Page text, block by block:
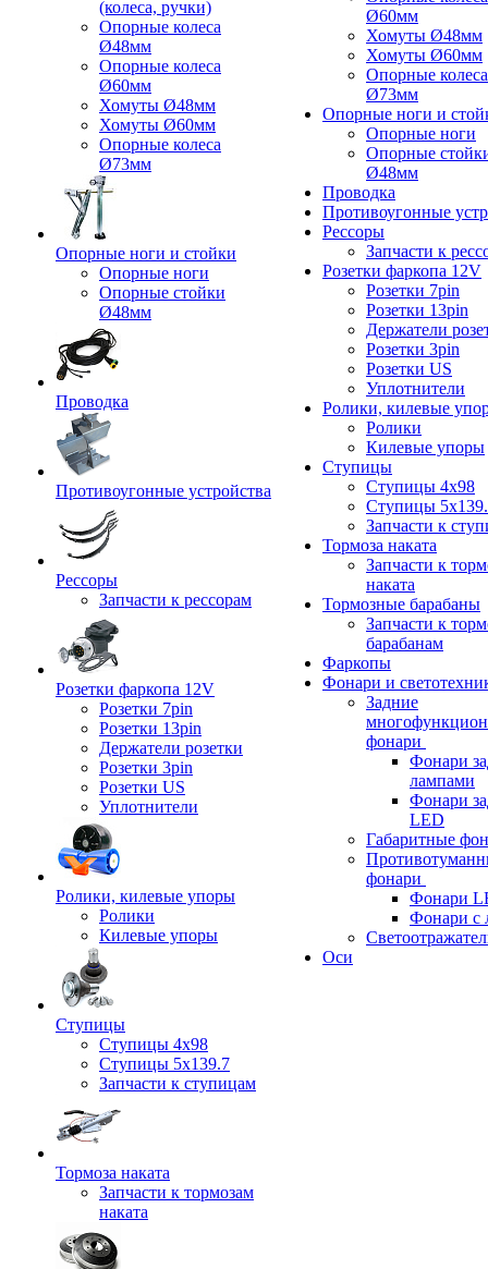
(колеса, ручки)
Опорные колеса
Ø48мм
Опорные колеса
Ø60мм
Хомуты Ø48мм
Хомуты Ø60мм
Опорные колеса
Ø73мм
Опорные ноги и стойки
Опорные ноги
Опорные стойки
Ø48мм
Проводка
Противоугонные устройства
Рессоры
Запчасти к рессорам
Розетки фаркопа 12V
Розетки 7pin
Розетки 13pin
Держатели розетки
Розетки 3pin
Розетки US
Уплотнители
Ролики, килевые упоры
Ролики
Килевые упоры
Ступицы
Ступицы 4x98
Ступицы 5x139.7
Запчасти к ступицам
Тормоза наката
Запчасти к тормозам
наката
Ø60мм
Хомуты Ø48мм
Хомуты Ø60мм
Опорные колеса
Ø73мм
Опорные ноги и
Опорные ноги
Опорные
Ø48мм
Проводка
Противоугонные
Рессоры
Запчасти к
Розетки фаркопа 12V
Розетки 7pin
Розетки 13pin
Держатели
Розетки 3pin
Розетки US
Уплотнители
Ролики, килевые
Ролики
Килевые упоры
Ступицы
Ступицы 4x98
Ступицы
Запчасти к
Тормоза наката
Запчасти к
наката
Тормозные барабаны
Запчасти к
барабанам
Фаркопы
Фонари и
Задние
фонари
Фонари
лампами
Фонари
LED
Габаритные
фонари
Фонари
Фонари с
Оси